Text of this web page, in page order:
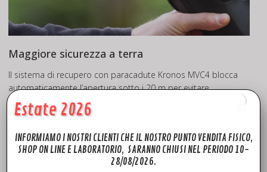
Maggiore sicurezza a terra
Il sistema di recupero con paracadute Kronos MVC4 blocca
automaticamente l’apertura sotto i 20 m per evitare
attivazioni inefficaci o accidentali, garantendo sicurezza
ottimale ed efficacia del sistema.
Sistema di apertura autonoma
Atterraggio morbido e controllato
“Scatola nera” per l’analisi dei log di volo
Estate 2026
INFORMIAMO I NOSTRI CLIENTI CHE IL NOSTRO PUNTO VENDITA FISICO,
SHOP ON LINE E LABORATORIO, SARANNO CHIUSI NEL PERIODO 10-
28/08/2026.